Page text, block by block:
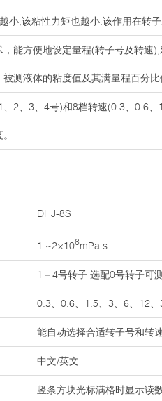
小,该粘性力矩也越小.该作用在转
能方便地设定量程(转子号及转速
测液体的粘度值及其满量程百分
、2、3、4号)和8档转速(0.3、0.6
DHJ-8S
1 ~2×106mPa.s
1－4号转子 选配0号转子可
0.3、0.6、1.5、3、6、12
能自动选择合适转子号和转
中文/英文
竖条方块光标满格时显示读